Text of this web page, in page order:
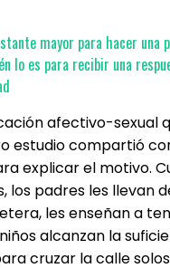
mayor para hacer una
lo es para recibir una
afectivo-sexual
estudio compartió
explicar el motivo.
los padres les llevan
les enseñan a
alcanzan la
cruzar la calle